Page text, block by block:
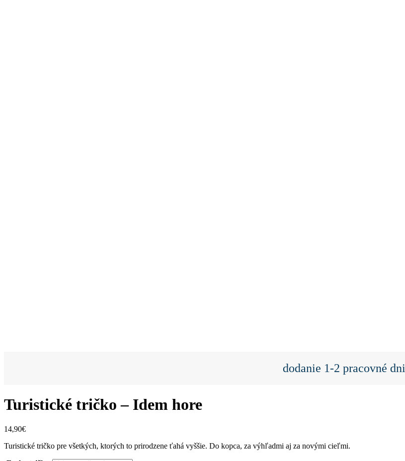
dodanie 1-2 pracovné dni
Turistické tričko – Idem hore
14,90€
Turistické tričko pre všetkých, ktorých to prirodzene ťahá vyššie. Do kopca, za výhľadmi aj za novými cieľmi.